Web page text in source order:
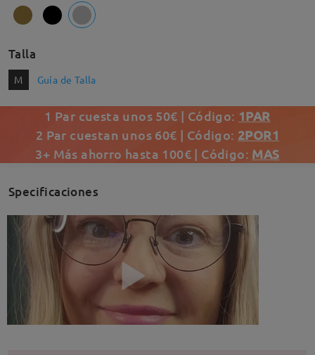
Talla
M Guía de Talla
1 Par cuesta unos 50€ | Código: 1PAR
2 Par cuestan unos 60€ | Código: 2POR1
3+ Más ahorro hasta 100€ | Código: MAS
Specificaciones